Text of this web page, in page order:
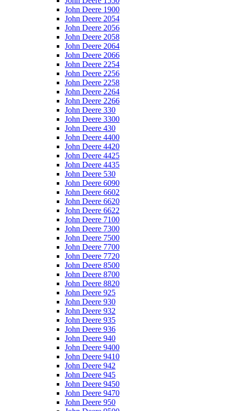
John Deere 1900
John Deere 2054
John Deere 2056
John Deere 2058
John Deere 2064
John Deere 2066
John Deere 2254
John Deere 2256
John Deere 2258
John Deere 2264
John Deere 2266
John Deere 330
John Deere 3300
John Deere 430
John Deere 4400
John Deere 4420
John Deere 4425
John Deere 4435
John Deere 530
John Deere 6090
John Deere 6602
John Deere 6620
John Deere 6622
John Deere 7100
John Deere 7300
John Deere 7500
John Deere 7700
John Deere 7720
John Deere 8500
John Deere 8700
John Deere 8820
John Deere 925
John Deere 930
John Deere 932
John Deere 935
John Deere 936
John Deere 940
John Deere 9400
John Deere 9410
John Deere 942
John Deere 945
John Deere 9450
John Deere 9470
John Deere 950